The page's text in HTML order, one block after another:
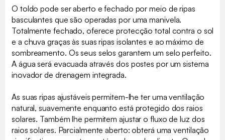
O toldo pode ser aberto e fechado por meio de ripas
basculantes que são operadas por uma manivela.
Totalmente fechado, oferece protecção total contra o sol
e a chuva graças às suas ripas isolantes e ao máximo de
sombreamento. Os seus selos garantem um selo perfeito.
A água será evacuada através dos postes por um sistema
inovador de drenagem integrada.
As suas ripas ajustáveis permitem-lhe ter uma ventilação
natural, suavemente enquanto está protegido dos raios
solares. Também lhe permitem ajustar o fluxo de luz dos
raios solares. Parcialmente aberto: obterá uma ventilação